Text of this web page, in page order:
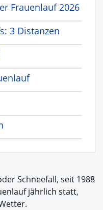
Frauenlauf 2026
3 Distanzen
Schneefall, seit 1988
jährlich statt,